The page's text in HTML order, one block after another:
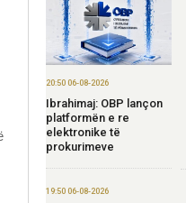
20:50 06-08-2026
Ibrahimaj: OBP lançon
platformën e re
elektronike të
prokurimeve
19:50 06-08-2026